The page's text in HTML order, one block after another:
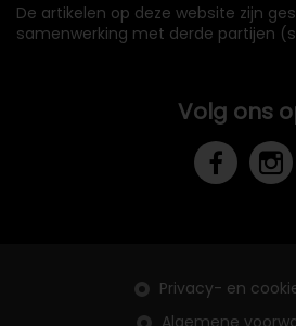
De artikelen op deze website zijn
samenwerking met derde partijen
Volg ons
Privacy- en
Algemene